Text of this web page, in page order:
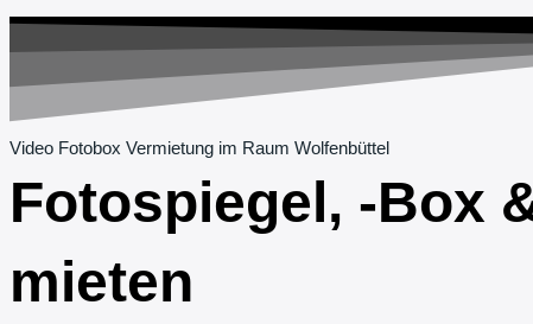
Video Fotobox Vermietung im Raum Wolfenbüttel
Fotospiegel, -Box
mieten